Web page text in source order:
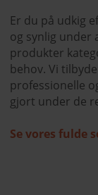
Er du på udkig
og synlig under
produkter
behov. Vi
professionelle
gjort under de
Se vores fulde